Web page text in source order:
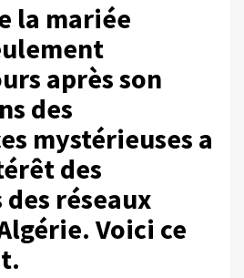
la mariée
après son
des
mystérieuses a
des
réseaux
Voici ce